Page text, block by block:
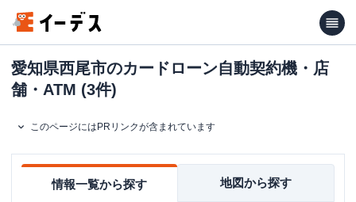
愛知県西尾市のカードローン自動契約機・店
舗・ATM (3件)
このページにはPRリンクが含まれています
情報一覧から探す 地図から探す